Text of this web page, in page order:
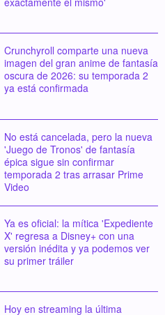
Crunchyroll comparte una nueva
imagen del gran anime de fantasía
oscura de 2026: su temporada 2
ya está confirmada
No está cancelada, pero la nueva
'Juego de Tronos' de fantasía
épica sigue sin confirmar
temporada 2 tras arrasar Prime
Video
Ya es oficial: la mítica 'Expediente
X' regresa a Disney+ con una
versión inédita y ya podemos ver
su primer tráiler
Hoy en streaming la última